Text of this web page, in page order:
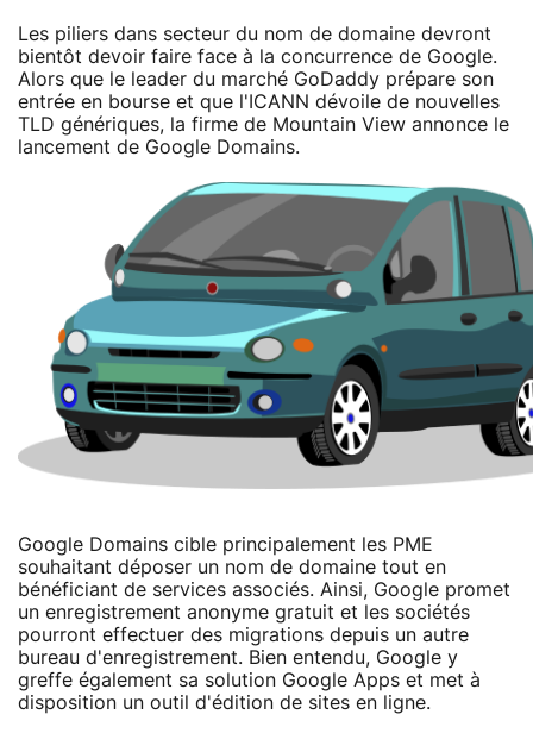
Les piliers dans secteur du nom de domaine devront
bientôt devoir faire face à la concurrence de Google.
Alors que le leader du marché GoDaddy prépare son
entrée en bourse et que l'ICANN dévoile de nouvelles
TLD génériques, la firme de Mountain View annonce le
lancement de Google Domains.
Google Domains cible principalement les PME
souhaitant déposer un nom de domaine tout en
bénéficiant de services associés. Ainsi, Google promet
un enregistrement anonyme gratuit et les sociétés
pourront effectuer des migrations depuis un autre
bureau d'enregistrement. Bien entendu, Google y
greffe également sa solution Google Apps et met à
disposition un outil d'édition de sites en ligne.